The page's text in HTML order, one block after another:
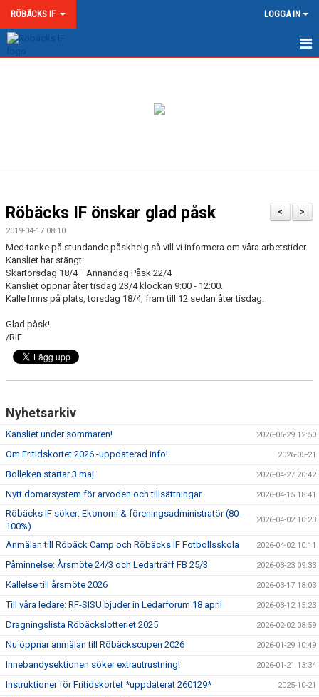
RÖBÄCKS IF LOGGA IN
MATCHER
MEDLEMSKAP & AVGIFTER
RÖBÄCKS ARENA
>
<
Röbäcks IF önskar glad påsk
2019-04-17 08:10
Med tanke på stundande påskhelg så vill vi informera om våra arbetstider.
Kansliet har stängt:
Skärtorsdag 18/4 –Annandag Påsk 22/4
Kansliet öppnar åter tisdag 23/4 klockan 9:00 - 12:00.
Kalle finns på plats, torsdag 18/4, fram till 12 sedan åter tisdag.
Glad påsk!
/RIF
Nyhetsarkiv
Kansliet under sommaren! 2026-06-29 12:50
Om Fritidskortet 2026 -uppdaterad info! 2026-05-21
Bolleken startar 3 maj 2026-04-27 20:42
Nytt domarsystem för arvoden och tillsättningar 2026-04-15 18:41
Röbäcks IF söker: Ekonomi & föreningsadministratör (80-
100%)
2026-04-02 10:23
Anmälan till Röbäck Camp och Röbäcks IF Fotbollsskola 2026-04-02 10:11
Påminnelse: Årsmöte 24/3 och Ledarträff FB 25/3 2026-03-23 09:33
Kallelse till årsmöte 2026 2026-03-17 18:03
Till våra ledare: RF-SISU bjuder in Ledarforum 18 april 2026-03-12 15:23
Dragningslista Röbäckslotteriet 2025 2026-02-02 08:59
Nu öppnar anmälan till Röbäckscupen 2026 2026-01-29 10:49
Innebandysektionen söker extrautrustning! 2026-01-21 13:34
Instruktioner för Fritidskortet *uppdaterat 260129* 2025-10-21